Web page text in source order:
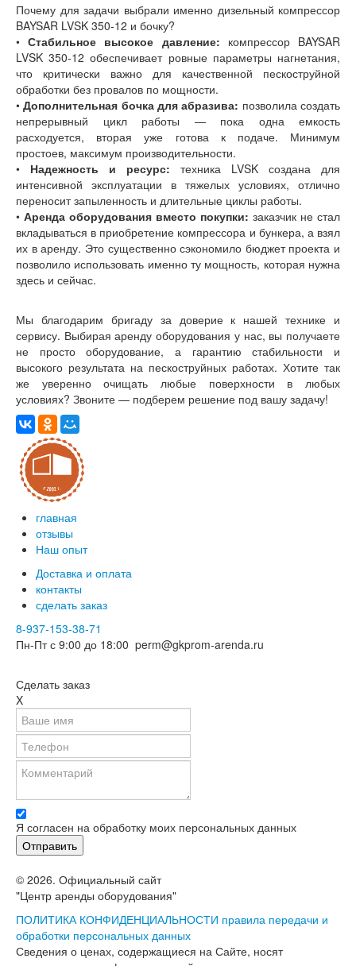
Почему для задачи выбрали именно дизельный компрессор
BAYSAR LVSK 350-12 и бочку?
•Стабильное высокое давление: компрессор BAYSAR
LVSK 350-12 обеспечивает ровные параметры нагнетания,
что критически важно для качественной пескоструйной
обработки без провалов по мощности.
•Дополнительная бочка для абразива: позволила создать
непрерывный цикл работы — пока одна емкость
расходуется, вторая уже готова к подаче. Минимум
простоев, максимум производительности.
• Надежность и ресурс: техника LVSK создана для
интенсивной эксплуатации в тяжелых условиях, отлично
переносит запыленность и длительные циклы работы.
• Аренда оборудования вместо покупки: заказчик не стал
вкладываться в приобретение компрессора и бункера, а взял
их в аренду. Это существенно сэкономило бюджет проекта и
позволило использовать именно ту мощность, которая нужна
здесь и сейчас.
Мы благодарим бригаду за доверие к нашей технике и
сервису. Выбирая аренду оборудования у нас, вы получаете
не просто оборудование, а гарантию стабильности и
высокого результата на пескоструйных работах. Хотите так
же уверенно очищать любые поверхности в любых
условиях? Звоните — подберем решение под вашу задачу!
главная
отзывы
Наш опыт
Доставка и оплата
контакты
сделать заказ
8-937-153-38-71
Пн-Пт с 9:00 до 18:00 perm@gkprom-arenda.ru
Сделать заказ
X
Я согласен на обработку моих персональных данных
© 2026. Официальный сайт
"Центр аренды оборудования"
ПОЛИТИКА КОНФИДЕНЦИАЛЬНОСТИ правила передачи и
обработки персональных данных
Сведения о ценах, содержащиеся на Сайте, носят